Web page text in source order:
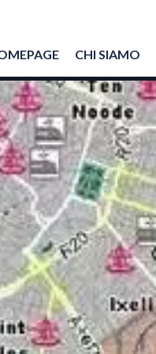
CHI SIAMO